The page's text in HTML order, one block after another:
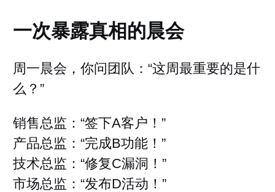
一次暴露真相的晨会
周一晨会，你问团队：“这周最重要的是什
么？”
销售总监：“签下A客户！”
产品总监：“完成B功能！”
技术总监：“修复C漏洞！”
市场总监：“发布D活动！”